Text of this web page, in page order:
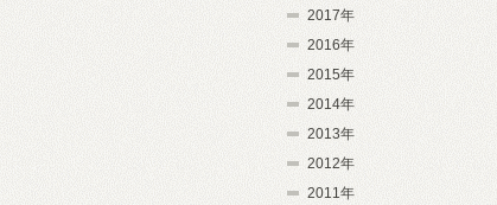
2017年
2016年
2015年
2014年
2013年
2012年
2011年